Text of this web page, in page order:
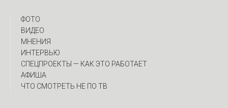
ФОТО
ВИДЕО
МНЕНИЯ
ИНТЕРВЬЮ
CПЕЦПРОЕКТЫ — КАК ЭТО РАБОТАЕТ
АФИША
ЧТО СМОТРЕТЬ НЕ ПО ТВ